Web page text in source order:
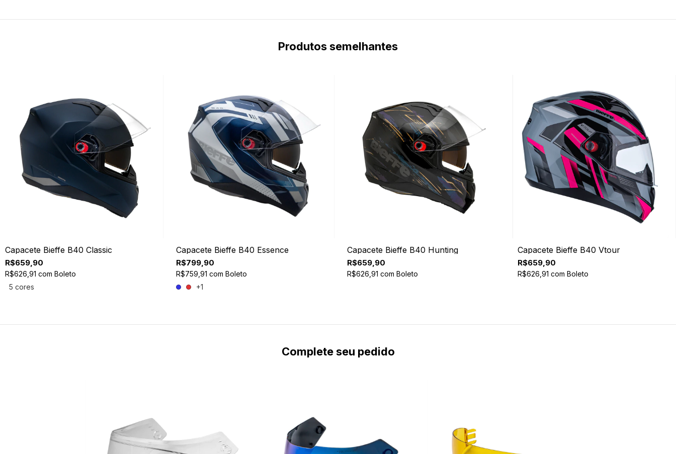
Produtos semelhantes
Capacete Bieffe B40 Classic
R$659,90
R$626,91 com Boleto
5 cores
Capacete Bieffe B40 Essence
R$799,90
R$759,91 com Boleto
+1
Capacete Bieffe B40 Hunting
R$659,90
R$626,91 com Boleto
Capacete Bieffe B40 Vtour
R$659,90
R$626,91com Boleto
Complete seu pedido